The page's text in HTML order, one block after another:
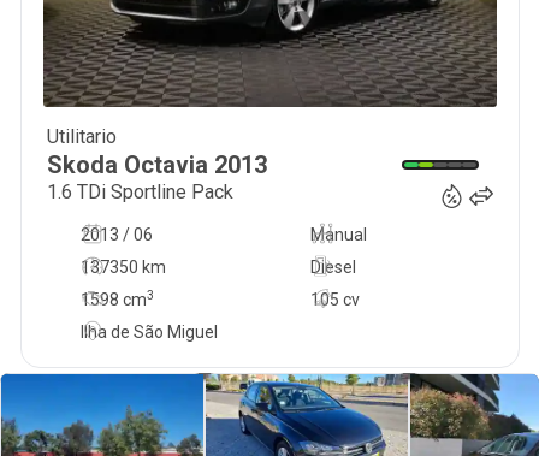
Utilitario
Skoda Octavia 2013
1.6 TDi Sportline Pack
2013 / 06
Manual
137350 km
105 cv
Diesel
1598 cm3
Ilha de São Miguel